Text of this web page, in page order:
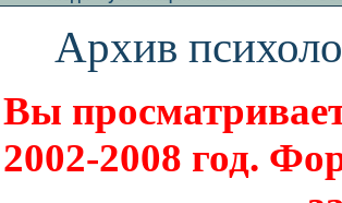
Архив
Вы
2002-2008 год.